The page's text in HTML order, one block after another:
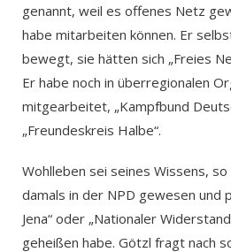
genannt, weil es offenes Netz
habe mitarbeiten können. Er
bewegt, sie hätten sich „Freies
Er habe noch in überregionalen
mitgearbeitet, „Kampfbund
„Freundeskreis Halbe“.
Wohlleben sei seines Wissens, so
damals in der NPD gewesen und
Jena“ oder „Nationaler
geheißen habe. Götzl fragt nach